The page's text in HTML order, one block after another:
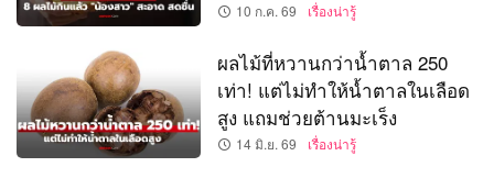
10 ก.ค. 69 เรื่องน่ารู้
ผลไม้ที่หวานกว่าน้ำตาล 250
เท่า! แต่ไม่ทำให้น้ำตาลในเลือด
สูง แถมช่วยต้านมะเร็ง
14 มิ.ย. 69 เรื่องน่ารู้